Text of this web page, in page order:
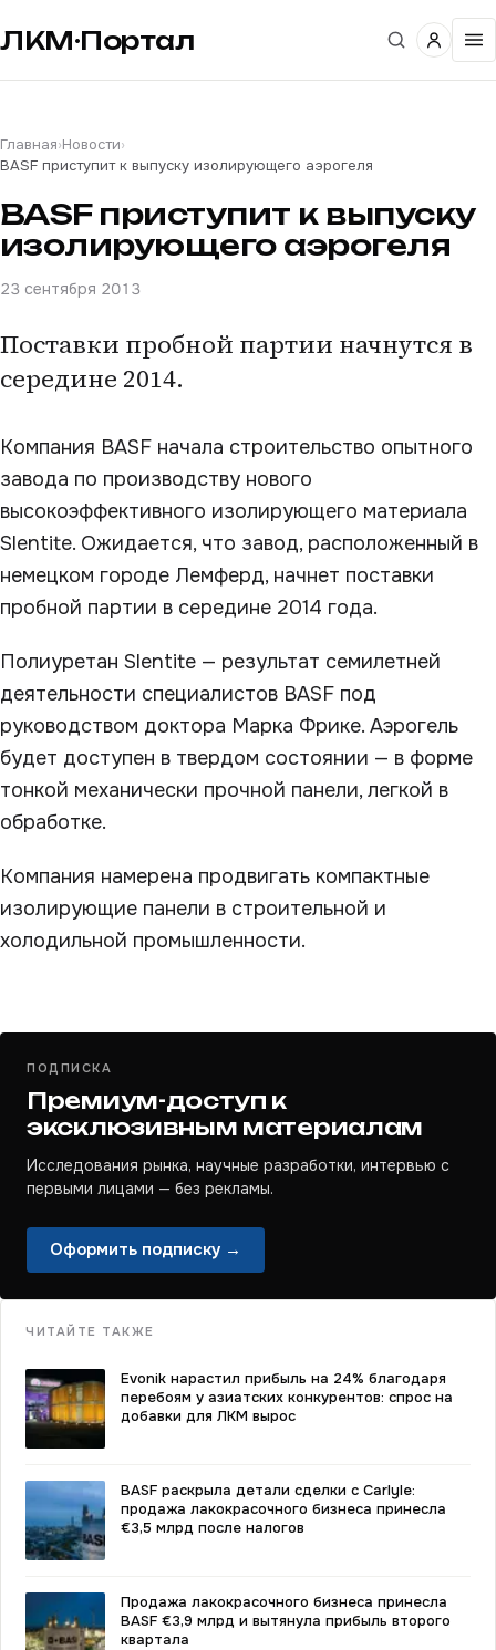
ЛКМ·Портал
Главная›Новости›
BASF приступит к выпуску изолирующего аэрогеля
BASF приступит к выпуску
изолирующего аэрогеля
23 сентября 2013
Поставки пробной партии начнутся в
середине 2014.
Компания BASF начала строительство опытного
завода по производству нового
высокоэффективного изолирующего материала
Slentite. Ожидается, что завод, расположенный в
немецком городе Лемферд, начнет поставки
пробной партии в середине 2014 года.
Полиуретан Slentite — результат семилетней
деятельности специалистов BASF под
руководством доктора Марка Фрике. Аэрогель
будет доступен в твердом состоянии — в форме
тонкой механически прочной панели, легкой в
обработке.
Компания намерена продвигать компактные
изолирующие панели в строительной и
холодильной промышленности.
ПОДПИСКА
Премиум-доступ к
эксклюзивным материалам
Исследования рынка, научные разработки, интервью с
первыми лицами — без рекламы.
Оформить подписку →
ЧИТАЙТЕ ТАКЖЕ
Evonik нарастил прибыль на 24% благодаря
перебоям у азиатских конкурентов: спрос на
добавки для ЛКМ вырос
BASF раскрыла детали сделки с Carlyle:
продажа лакокрасочного бизнеса принесла
€3,5 млрд после налогов
Продажа лакокрасочного бизнеса принесла
BASF €3,9 млрд и вытянула прибыль второго
квартала